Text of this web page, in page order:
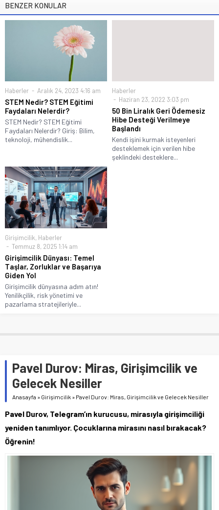
BENZER KONULAR
Haberler Aralık 24, 2023 4:16 am
STEM Nedir? STEM Eğitimi
Faydaları Nelerdir?
STEM Nedir? STEM Eğitimi
Faydaları Nelerdir? Giriş: Bilim,
teknoloji, mühendislik...
Haberler
Haziran 23, 2022 3:03 pm
50 Bin Liralık Geri Ödemesiz
Hibe Desteği Verilmeye
Başlandı
Kendi işini kurmak isteyenleri
desteklemek için verilen hibe
şeklindeki desteklere...
Girişimcilik, Haberler
Temmuz 8, 2025 1:14 am
Girişimcilik Dünyası: Temel
Taşlar, Zorluklar ve Başarıya
Giden Yol
Girişimcilik dünyasına adım atın!
Yenilikçilik, risk yönetimi ve
pazarlama stratejileriyle...
Pavel Durov: Miras, Girişimcilik ve
Gelecek Nesiller
Anasayfa » Girişimcilik » Pavel Durov: Miras, Girişimcilik ve Gelecek Nesiller
Pavel Durov, Telegram’ın kurucusu, mirasıyla girişimciliği
yeniden tanımlıyor. Çocuklarına mirasını nasıl bırakacak?
Öğrenin!